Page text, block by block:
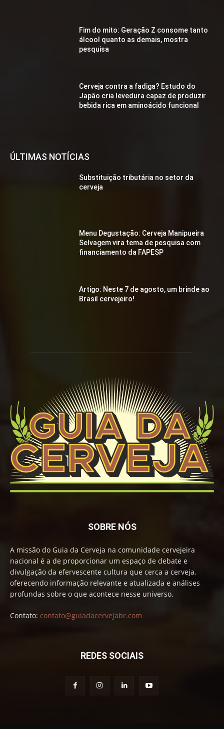
Fim do mito: Geração Z consome tanto
álcool quanto as demais, mostra
pesquisa
Cerveja contra a fadiga? Estudo do
Japão cria levedura capaz de produzir
bebida rica em aminoácido funcional
ÚLTIMAS NOTÍCIAS
Substituição tributária no setor da
cerveja
Menu Degustação: Cerveja Manipueira
Selvagem vira tema de pesquisa com
financiamento da FAPESP
Artigo: Neste 7 de agosto, um brinde ao
Brasil cervejeiro!
SOBRE NÓS
A missão do Guia da Cerveja na comunidade cervejeira
nacional é a de proporcionar um espaço de debate e
divulgação da efervescente cultura que cerca a cerveja,
oferecendo informação relevante e atualizada e análises
profundas sobre o que acontece nesse universo.
Contato: contato@guiadacervejabr.com
REDES SOCIAIS